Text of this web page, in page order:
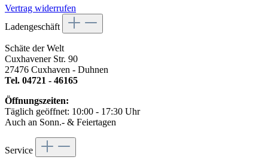
Vertrag widerrufen
Ladengeschäft
Schäte der Welt
Cuxhavener Str. 90
27476 Cuxhaven - Duhnen
Tel. 04721 - 46165
Öffnungszeiten:
Täglich geöffnet: 10:00 - 17:30 Uhr
Auch an Sonn.- & Feiertagen
Service